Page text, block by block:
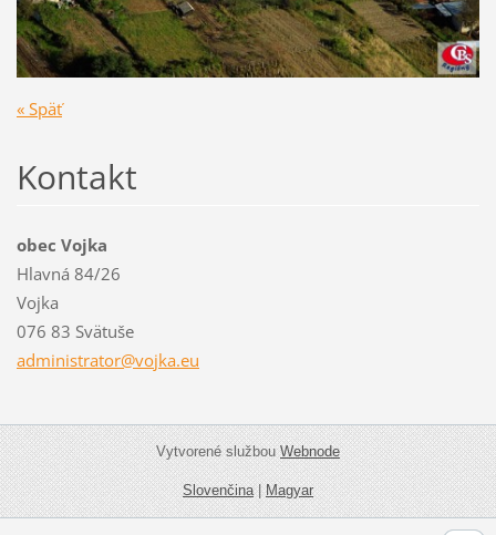
« Späť
Kontakt
obec Vojka
Hlavná 84/26
Vojka
076 83 Svätuše
administrator@vojka.eu
Vytvorené službouWebnode
Slovenčina|Magyar